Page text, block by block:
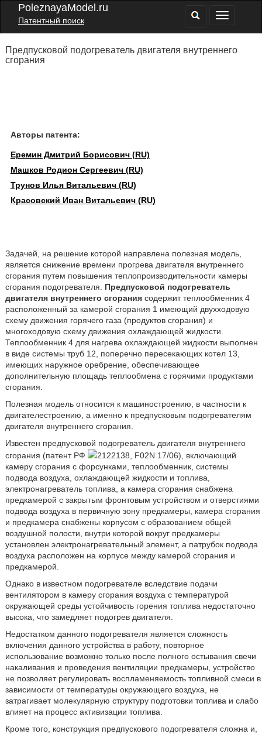
PoleznayaModel.ru
Патентный поиск
Предпусковой подогреватель двигателя внутреннего
сгорания
Авторы патента:
Еремин Дмитрий Борисович (RU)
Машков Родион Сергеевич (RU)
Трунов Илья Витальевич (RU)
Красовский Иван Витальевич (RU)
Задачей, на решение которой направлена полезная модель,
является снижение времени прогрева двигателя внутреннего
сгорания путем повышения теплопроизводительности камеры
сгорания подогревателя. Предпусковой подогреватель
двигателя внутреннего сгораниясодержит теплообменник 4
расположенный за камерой сгорания 1 имеющий двухходовую
схему движения горячего газа (продуктов сгорания) и
многоходовую схему движения охлаждающей жидкости.
Теплообменник 4 для нагрева охлаждающей жидкости выполнен
в виде системы труб 12, поперечно пересекающих котел 13,
имеющих наружное оребрение, обеспечивающее
дополнительную площадь теплообмена с горячими продуктами
сгорания.
Полезная модель относится к машиностроению, в частности к
двигателестроению, а именно к предпусковым подогревателям
двигателя внутреннего сгорания.
Известен предпусковой подогреватель двигателя внутреннего
сгорания (патент РФ
2122138, F02N 17/06), включающий
камеру сгорания с форсунками, теплообменник, системы
подвода воздуха, охлаждающей жидкости и топлива,
электронагреватель топлива, а камера сгорания снабжена
предкамерой с закрытым фронтовым устройством и отверстиями
подвода воздуха в первичную зону предкамеры, камера сгорания
и предкамера снабжены корпусом с образованием общей
воздушной полости, внутри которой вокруг предкамеры
установлен электронагревательный элемент, а патрубок подвода
воздуха расположен на корпусе между камерой сгорания и
предкамерой.
Однако в известном подогревателе вследствие подачи
вентилятором в камеру сгорания воздуха с температурой
окружающей среды устойчивость горения топлива недостаточно
высока, что замедляет подогрев двигателя.
Недостатком данного подогревателя является сложность
включения данного устройства в работу, повторное
использование возможно только после полного остывания свечи
накаливания и проведения вентиляции предкамеры, устройство
не позволяет регулировать воспламеняемость топливной смеси в
зависимости от температуры окружающего воздуха, не
затрагивает молекулярную структуру подготовки топлива и слабо
влияет на процесс активизации топлива.
Кроме того, конструкция предпускового подогревателя сложна и,